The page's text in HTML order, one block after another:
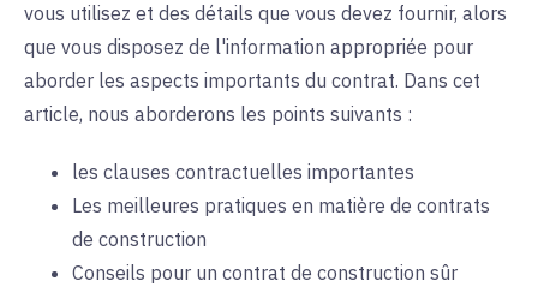
vous utilisez et des détails que vous devez fournir, alors
que vous disposez de l'information appropriée pour
aborder les aspects importants du contrat. Dans cet
article, nous aborderons les points suivants :
les clauses contractuelles importantes
Les meilleures pratiques en matière de contrats
de construction
Conseils pour un contrat de construction sûr